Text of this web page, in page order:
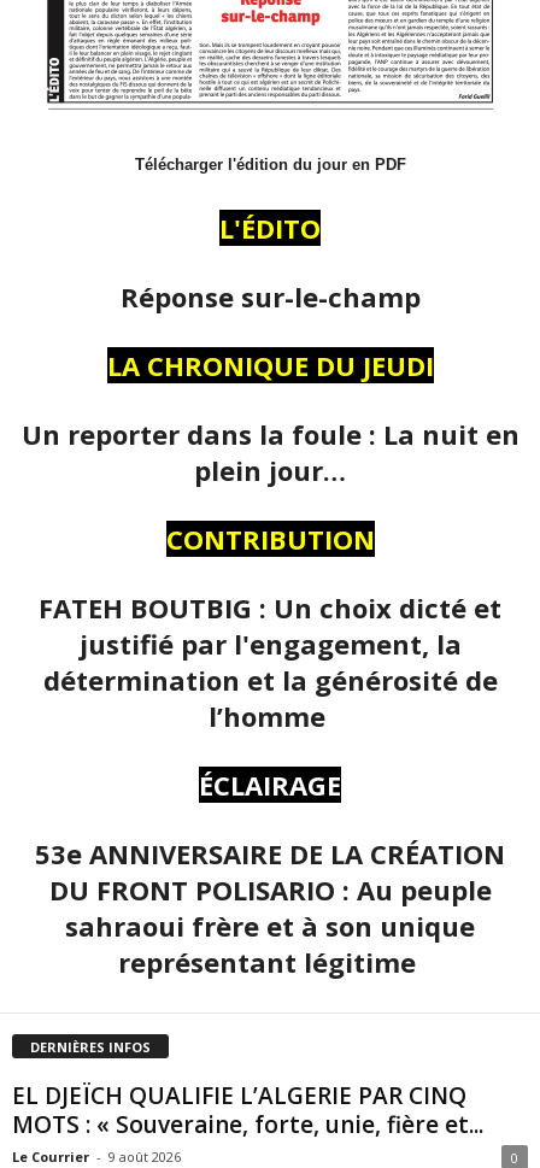
Télécharger l'édition du jour en PDF
L'ÉDITO
Réponse sur-le-champ
LA CHRONIQUE DU JEUDI
Un reporter dans la foule : La nuit en
plein jour…
CONTRIBUTION
FATEH BOUTBIG : Un choix dicté et
justifié par l'engagement, la
détermination et la générosité de
l’homme
ÉCLAIRAGE
53e ANNIVERSAIRE DE LA CRÉATION
DU FRONT POLISARIO : Au peuple
sahraoui frère et à son unique
représentant légitime
DERNIÈRES INFOS
EL DJEÏCH QUALIFIE L’ALGERIE PAR CINQ
MOTS : « Souveraine, forte, unie, fière et...
Le Courrier - 9 août 2026 0